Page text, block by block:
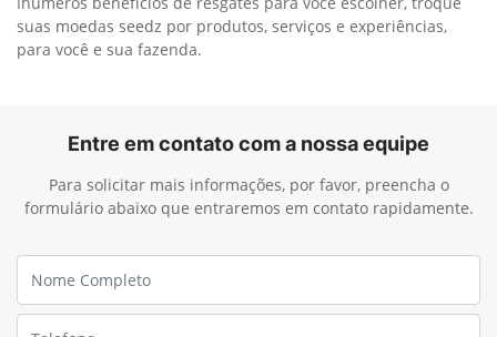
suas moedas seedz por produtos, serviços e experiências,
para você e sua fazenda.
Entre em contato com a nossa equipe
Para solicitar mais informações, por favor, preencha o
formulário abaixo que entraremos em contato rapidamente.